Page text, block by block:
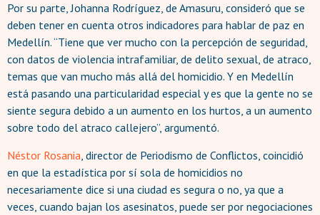
Por su parte, Johanna Rodríguez, de Amasuru, consideró que se
deben tener en cuenta otros indicadores para hablar de paz en
Medellín. “Tiene que ver mucho con la percepción de seguridad,
con datos de violencia intrafamiliar, de delito sexual, de atraco,
temas que van mucho más allá del homicidio. Y en Medellín
está pasando una particularidad especial y es que la gente no se
siente segura debido a un aumento en los hurtos, a un aumento
sobre todo del atraco callejero”, argumentó.
Néstor Rosania , director de Periodismo de Conflictos, coincidió
en que la estadística por sí sola de homicidios no
necesariamente dice si una ciudad es segura o no, ya que a
veces, cuando bajan los asesinatos, puede ser por negociaciones